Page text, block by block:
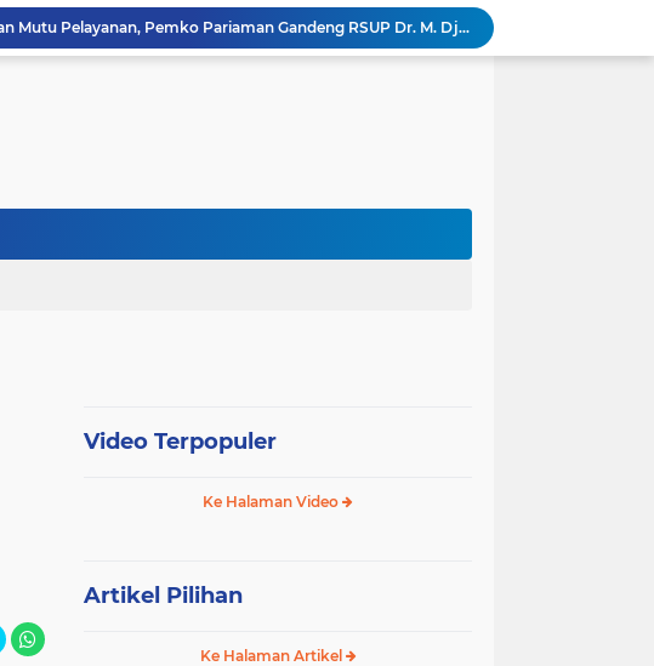
Tokoh Publik, Citra Publik
Wali Kota Pariaman Lepas Kontingen Pramuka ke Jambore Nasional XII di Cibubur
SEPEDA TANTE, Inovasi Digital Pemko Pariaman Percepat Pendaftaran Tanda Tangan Elektronik
Video Terpopuler
Ke Halaman Video
Artikel Pilihan
Ke Halaman Artikel